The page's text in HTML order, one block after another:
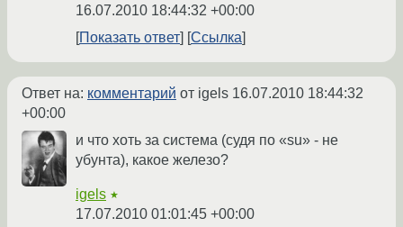
16.07.2010 18:44:32 +00:00
Показать ответ
Ссылка
Ответ на: комментарий от igels 16.07.2010 18:44:32
+00:00
и что хоть за система (судя по «su» - не
убунта), какое железо?
igels ★
17.07.2010 01:01:45 +00:00